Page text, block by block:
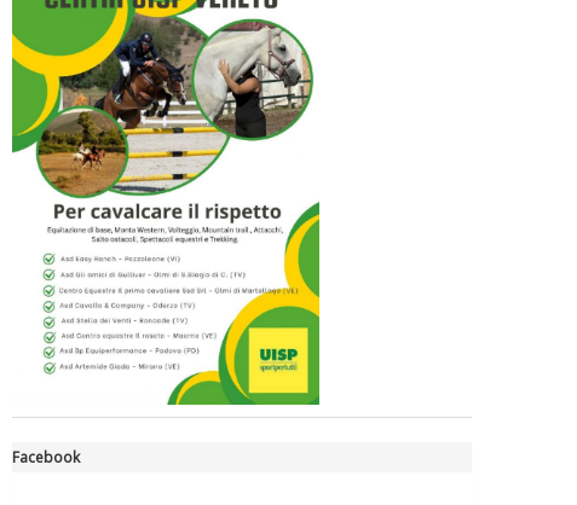
La formazione Uisp rallenta ma
prosegue anche in estate
Tiziano Pesce nel Cda di
Fondazione Terzjus: prima riunione
Facebook